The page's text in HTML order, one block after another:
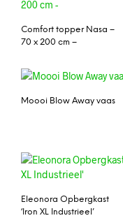
Comfort topper Nasa –
70 x 200 cm –
Moooi Blow Away vaas
Eleonora Opbergkast
‘Iron XL Industrieel’